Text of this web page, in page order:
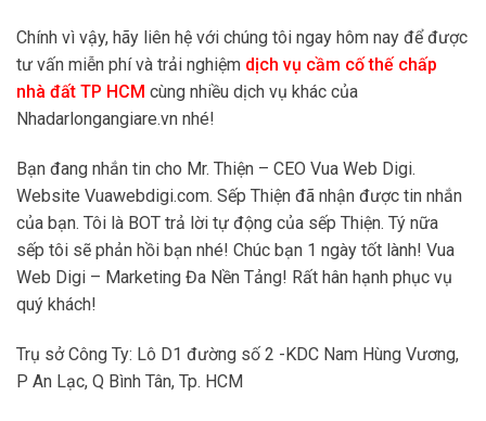
Chính vì vậy, hãy liên hệ với chúng tôi ngay hôm nay để được
tư vấn miễn phí và trải nghiệm dịch vụ cầm cố thế chấp
nhà đất TP HCM cùng nhiều dịch vụ khác của
Nhadarlongangiare.vn nhé!
Bạn đang nhắn tin cho Mr. Thiện – CEO Vua Web Digi.
Website Vuawebdigi.com. Sếp Thiện đã nhận được tin nhắn
của bạn. Tôi là BOT trả lời tự động của sếp Thiện. Tý nữa
sếp tôi sẽ phản hồi bạn nhé! Chúc bạn 1 ngày tốt lành! Vua
Web Digi – Marketing Đa Nền Tảng! Rất hân hạnh phục vụ
quý khách!
Trụ sở Công Ty: Lô D1 đường số 2 -KDC Nam Hùng Vương,
P An Lạc, Q Bình Tân, Tp. HCM